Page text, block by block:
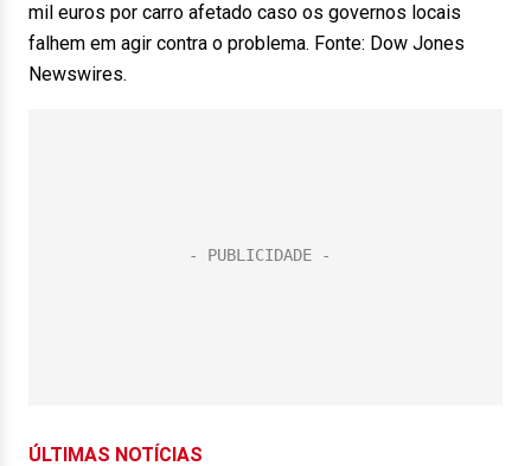
mil euros por carro afetado caso os governos locais
falhem em agir contra o problema. Fonte: Dow Jones
Newswires.